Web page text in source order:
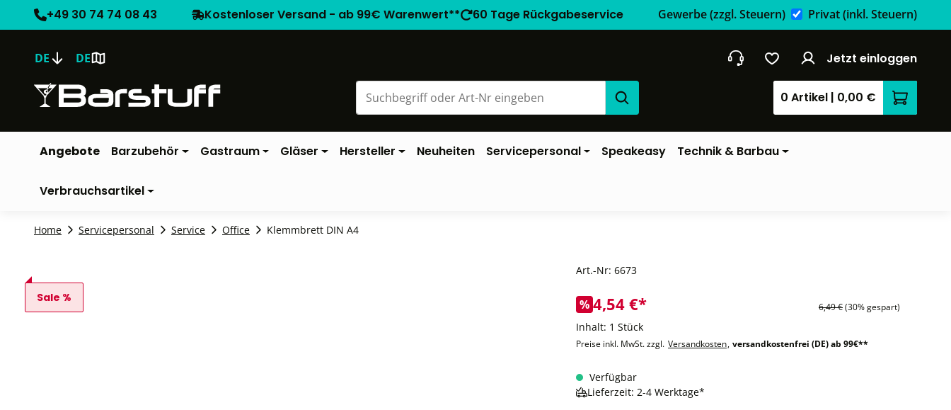
+49 30 74 74 08 43 Kostenloser Versand - ab 99€ Warenwert** 60 Tage Rückgabeservice Gewerbe(zzgl. Steuern) Privat(inkl. Steuern)
DE DE Jetzt einloggen
0 Artikel | 0,00 €
Angebote Barzubehör Gastraum Gläser Hersteller Neuheiten Servicepersonal Speakeasy Technik & Barbau
Verbrauchsartikel
Home Servicepersonal Service Office Klemmbrett DIN A4
Sale %
Art.-Nr: 6673
% 4,54 €* 6,49 €(30% gespart)
Inhalt: 1 Stück
Preise inkl. MwSt. zzgl. Versandkosten, versandkostenfrei (DE) ab 99€**
Verfügbar
Lieferzeit: 2-4 Werktage*